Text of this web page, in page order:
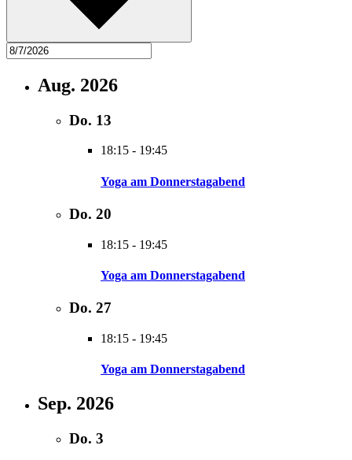
Aug. 2026
Do. 13
18:15 - 19:45
Yoga am Donnerstagabend
Do. 20
18:15 - 19:45
Yoga am Donnerstagabend
Do. 27
18:15 - 19:45
Yoga am Donnerstagabend
Sep. 2026
Do. 3